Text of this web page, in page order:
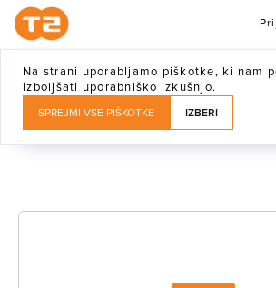
Na strani uporabljamo piškotke, ki nam
izboljšati uporabniško izkušnjo.
SPREJMI VSE PIŠKOTKE IZBERI